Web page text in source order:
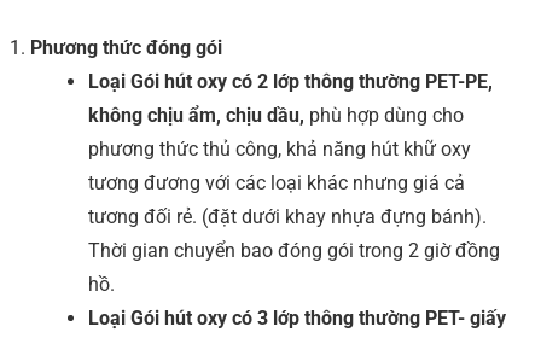
Phương thức đóng gói
Loại Gói hút oxy có 2 lớp thông thường PET-PE,
không chịu ẩm, chịu dầu, phù hợp dùng cho
phương thức thủ công, khả năng hút khữ oxy
tương đương với các loại khác nhưng giá cả
tương đối rẻ. (đặt dưới khay nhựa đựng bánh).
Thời gian chuyển bao đóng gói trong 2 giờ đồng
hồ.
Loại Gói hút oxy có 3 lớp thông thường PET- giấy